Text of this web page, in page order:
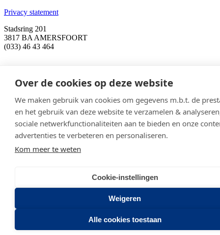
Over de cookies op deze website
We maken gebruik van cookies om gegevens m.b.t. de
en het gebruik van deze website te verzamelen &
sociale netwerkfunctionaliteiten aan te bieden en onze
advertenties te verbeteren en personaliseren.
Kom meer te weten
Cookie-instellingen
Weigeren
Alle cookies toestaan
Privacy statement
Stadsring 201
3817 BA AMERSFOORT
(033) 46 43 464